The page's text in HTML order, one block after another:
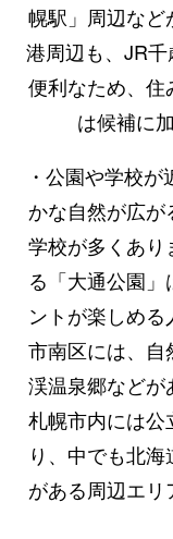
幌駅」周辺な
港周辺も、JR
便利なため、住
は候補に
・公園や学校
かな自然が広が
学校が多くあ
る「大通公園
ントが楽しめ
市南区には、自
渓温泉郷などが
札幌市内には
り、中でも北
がある周辺エ